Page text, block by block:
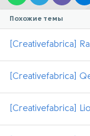
Похожие темы
[Creativefabrica]
[Creativefabrica]
[Creativefabrica]